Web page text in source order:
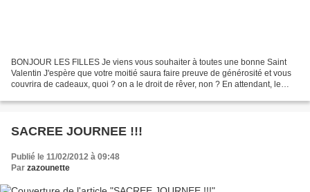
BONJOUR LES FILLES Je viens vous souhaiter à toutes une bonne Saint
Valentin J'espère que votre moitié saura faire preuve de générosité et vous
couvrira de cadeaux, quoi ? on a le droit de rêver, non ? En attendant, le
SACREE JOURNEE !!!
Publié le 11/02/2012 à 09:48
Par zazounette